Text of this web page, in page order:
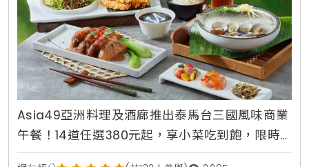
Asia49亞洲料理及酒廊推出泰馬台三國風味商業
午餐！14道任選380元起，享小菜吃到飽，限時3
人同行1000元